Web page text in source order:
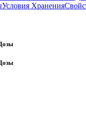
Условия Хранения